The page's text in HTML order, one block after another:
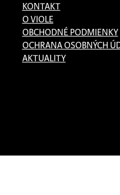
KONTAKT
O VIOLE
OBCHODNÉ PODMIENKY
OCHRANA OSOBNÝCH
AKTUALITY